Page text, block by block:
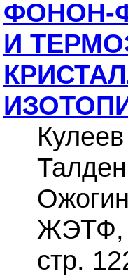
ФОНОН-
И
ЖЭТФ,
стр.